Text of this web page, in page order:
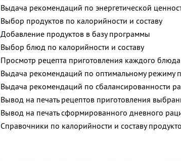
Выдача рекомендаций по энергетической
Выбор продуктов по калорийности и составу
Добавление продуктов в базу программы
Выбор блюд по калорийности и составу
Просмотр рецепта приготовления каждого блюда
Выдача рекомендаций по оптимальному режиму
Выдача рекомендаций по сбалансированности
Вывод на печать рецептов приготовления
Вывод на печать сформированного дневного
Справочники по калорийности и составу